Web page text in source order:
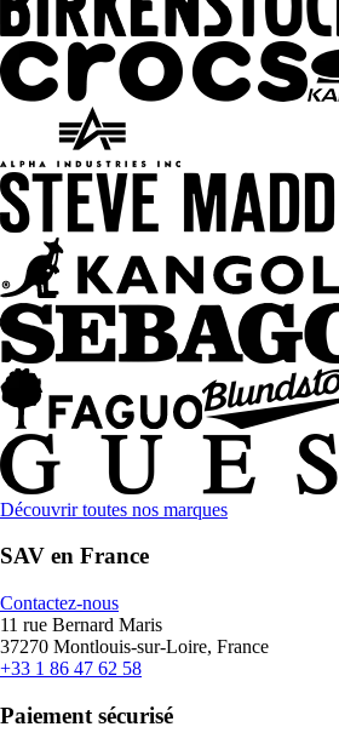
Découvrir toutes nos marques
SAV en France
Contactez-nous
11 rue Bernard Maris
37270 Montlouis-sur-Loire, France
+33 1 86 47 62 58
Paiement sécurisé